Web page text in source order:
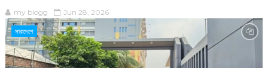
my blogg Jun 28, 2026
সারাদেশে